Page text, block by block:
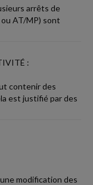
arrêts de
AT/MP) sont
:
contenir des
est justifié par des
modification des